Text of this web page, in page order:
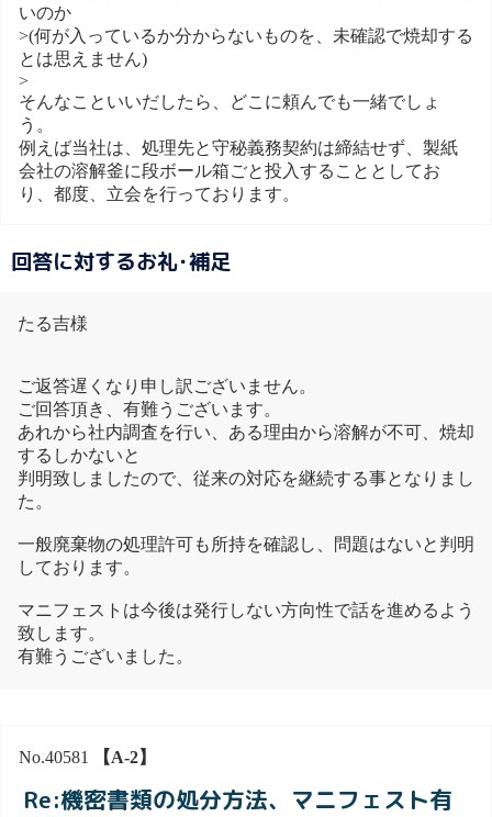
いのか
>(何が入っているか分からないものを、未確認で焼却する
とは思えません)
>
そんなこといいだしたら、どこに頼んでも一緒でしょ
う。
例えば当社は、処理先と守秘義務契約は締結せず、製紙
会社の溶解釜に段ボール箱ごと投入することとしてお
り、都度、立会を行っております。
回答に対するお礼･補足
たる吉様
ご返答遅くなり申し訳ございません。
ご回答頂き、有難うございます。
あれから社内調査を行い、ある理由から溶解が不可、焼却
するしかないと
判明致しましたので、従来の対応を継続する事となりまし
た。
一般廃棄物の処理許可も所持を確認し、問題はないと判明
しております。
マニフェストは今後は発行しない方向性で話を進めるよう
致します。
有難うございました。
No.40581 【A-2】
Re:機密書類の処分方法、マニフェスト有